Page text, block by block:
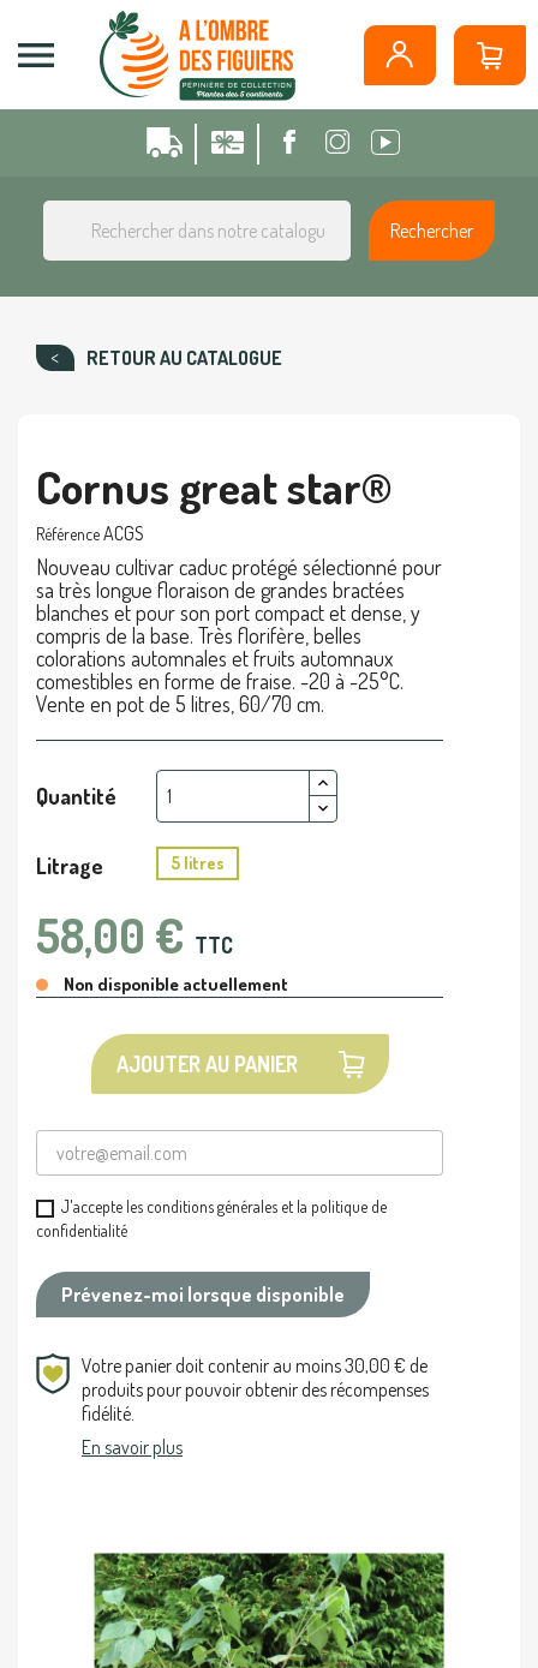

Rechercher
RETOUR AU CATALOGUE
Cornus great star®
RéférenceACGS
Nouveau cultivar caduc protégé sélectionné pour
sa très longue floraison de grandes bractées
blanches et pour son port compact et dense, y
compris de la base. Très florifère, belles
colorations automnales et fruits automnaux
comestibles en forme de fraise. -20 à -25°C.
Vente en pot de 5 litres, 60/70 cm.
Quantité
Litrage 5 litres
58,00 € TTC
Non disponible actuellement
AJOUTER AU PANIER
J'accepte les conditions générales et la politique de
confidentialité
Prévenez-moi lorsque disponible
Votre panier doit contenir au moins 30,00 € de
produits pour pouvoir obtenir des récompenses
fidélité.
En savoir plus
Panneau de gestion des cookies